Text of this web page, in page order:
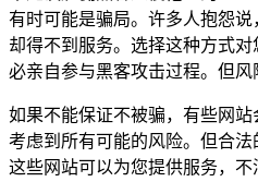
有时可能是骗局。许多人抱怨说
却得不到服务。选择这种方式
必亲自参与黑客攻击过程。但风
如果不能保证不被骗，有些网
考虑到所有可能的风险。但合法
这些网站可以为您提供服务，